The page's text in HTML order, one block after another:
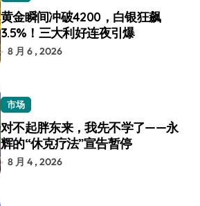
黄金瞬间冲破4200，白银狂飙
3.5%！三大利好连夜引爆
8 月 6 , 2026
市场
对不起胖东来，我先不学了——永
辉的“休克疗法”宣告暂停
8 月 4 , 2026